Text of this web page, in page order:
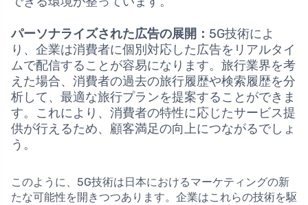
パーソナライズされた広告の展開： 5G技術によ
り、企業は消費者に個別対応した広告をリアルタイ
ムで配信することが容易になります。旅行業界を考
えた場合、消費者の過去の旅行履歴や検索履歴を分
析して、最適な旅行プランを提案することができま
す。これにより、消費者の特性に応じたサービス提
供が行えるため、顧客満足の向上につながるでしょ
う。
このように、5G技術は日本におけるマーケティングの新
たな可能性を開きつつあります。企業はこれらの技術を駆